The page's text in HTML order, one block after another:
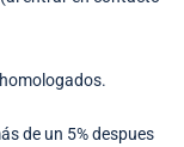
de un 5% despues